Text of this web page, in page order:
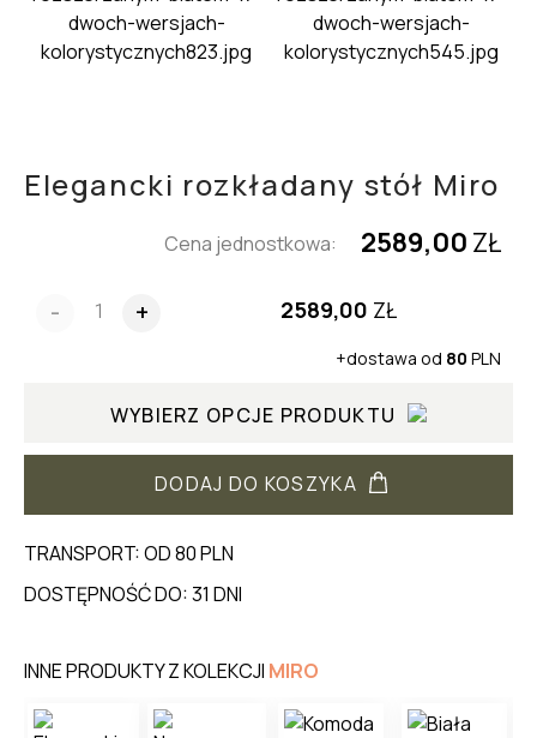
Elegancki rozkładany stół Miro
Cena jednostkowa: 2589,00 ZŁ
- + 2589,00 ZŁ
+dostawa od 80 PLN
WYBIERZ OPCJE PRODUKTU
DODAJ DO KOSZYKA
TRANSPORT: OD 80 PLN
DOSTĘPNOŚĆ DO: 31 DNI
INNE PRODUKTY Z KOLEKCJI MIRO